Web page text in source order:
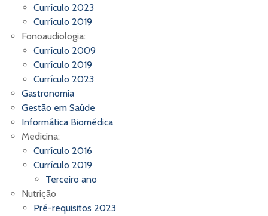
Currículo 2023
Currículo 2019
Fonoaudiologia:
Currículo 2009
Currículo 2019
Currículo 2023
Gastronomia
Gestão em Saúde
Informática Biomédica
Medicina:
Currículo 2016
Currículo 2019
Terceiro ano
Nutrição
Pré-requisitos 2023